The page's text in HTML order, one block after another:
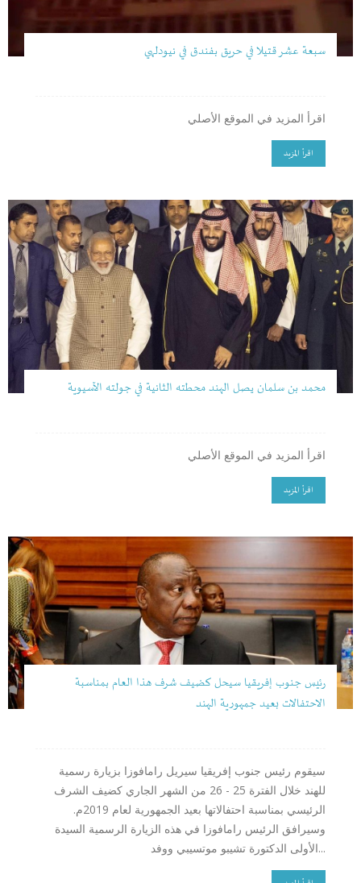
سبعة عشر قتيلا في حريق بفندق في نيودلهي
اقرأ المزيد في الموقع الأصلي
اقرأ المزيد
محمد بن سلمان يصل الهند محطته الثانية في جولته الآسيوية
اقرأ المزيد في الموقع الأصلي
اقرأ المزيد
رئيس جنوب إفريقيا سيحل كضيف شرف هذا العام بمناسبة
الاحتفالات بعيد جمهورية الهند
سيقوم رئيس جنوب إفريقيا سيريل رامافوزا بزيارة رسمية
للهند خلال الفترة 25 - 26 من الشهر الجاري كضيف الشرف
الرئيسي بمناسبة احتفالاتها بعيد الجمهورية لعام 2019م.
وسيرافق الرئيس رامافوزا في هذه الزيارة الرسمية السيدة
الأولى الدكتورة تشيبو موتسيبي ووفد...